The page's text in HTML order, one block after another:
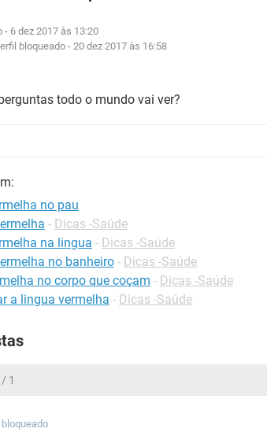
- 6 dez 2017 às 13:20
bloqueado -20 dez 2017 às 16:58
todo o mundo vai ver?
no pau
- Dicas -Saúde
na lingua - Dicas -Saúde
no banheiro - Dicas -Saúde
no corpo que coçam - Dicas -Saúde
a lingua vermelha - Dicas -Saúde
1
bloqueado